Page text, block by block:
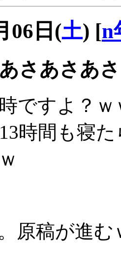
06日(土) [n
さあさあ
ですよ？ｗ
時間も寝
原稿が進む